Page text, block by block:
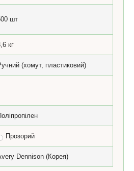
шт
кг
(хомут, пластиковий)
Прозорий
Dennison (Корея)